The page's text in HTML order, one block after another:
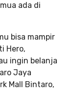
ada di
bisa mampir
Hero,
ingin belanja
Jaya
Mall Bintaro,